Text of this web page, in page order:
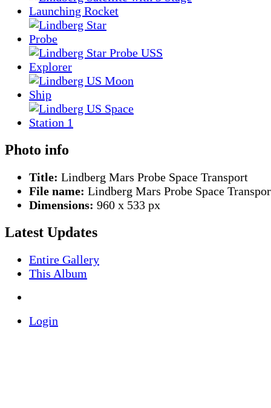
Photo info
Title: Lindberg Mars Probe Space Transport
File name: Lindberg Mars Probe Space
Dimensions: 960 x 533 px
Latest Updates
Entire Gallery
This Album
Login